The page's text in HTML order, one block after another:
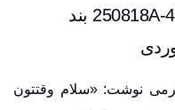
کفش مردانه هامتو اصل مدل 250818A-4 بند
نوشت: «سلام وقتتون